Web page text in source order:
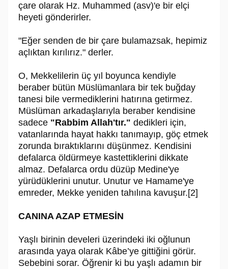
çare olarak Hz. Muhammed (asv)'e bir elçi
heyeti gönderirler.
"Eğer senden de bir çare bulamazsak, hepimiz
açlıktan kırılırız." derler.
O, Mekkelilerin üç yıl boyunca kendiyle
beraber bütün Müslümanlara bir tek buğday
tanesi bile vermediklerini hatırına getirmez.
Müslüman arkadaşlarıyla beraber kendisine
sadece "Rabbim Allah'tır." dedikleri için,
vatanlarında hayat hakkı tanımayıp, göç etmek
zorunda bıraktıklarını düşünmez. Kendisini
defalarca öldürmeye kastettiklerini dikkate
almaz. Defalarca ordu düzüp Medine'ye
yürüdüklerini unutur. Unutur ve Hamame'ye
emreder, Mekke yeniden tahılına kavuşur.[2]
CANINA AZAP ETMESİN
Yaşlı birinin develeri üzerindeki iki oğlunun
arasında yaya olarak Kâbe’ye gittiğini görür.
Sebebini sorar. Öğrenir ki bu yaşlı adamın bir